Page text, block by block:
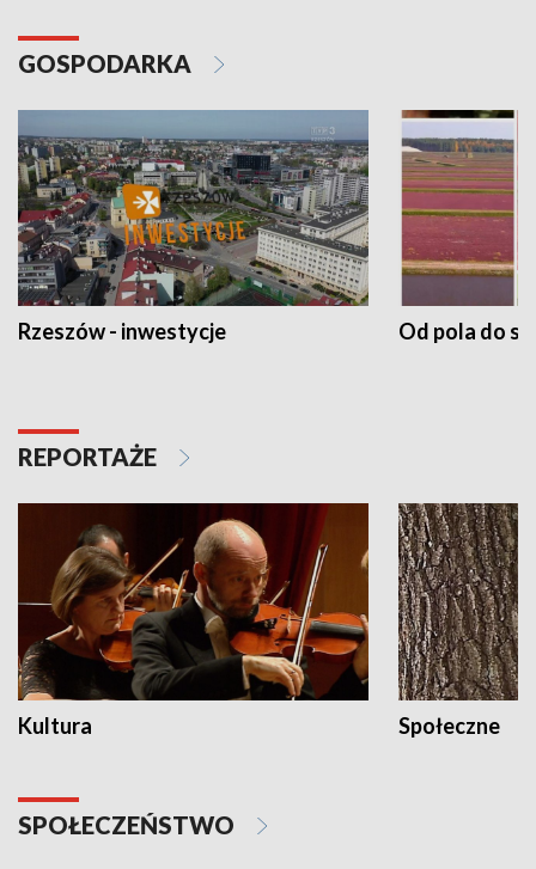
GOSPODARKA
Rzeszów - inwestycje Od pola do
REPORTAŻE
Kultura Społeczne
SPOŁECZEŃSTWO